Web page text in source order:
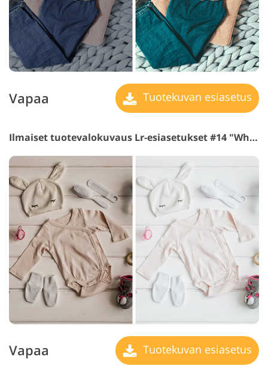
Vapaa Tuotekuvan esiasetus
Ilmaiset tuotevalokuvaus Lr-esiasetukset #14 "White"
Vapaa Tuotekuvan esiasetus